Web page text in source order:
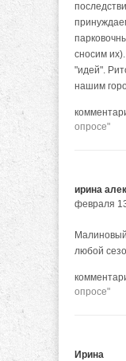
сносим
"идей".
нашим
опросе"
ирина
февраля
любой
опросе"
Ирина